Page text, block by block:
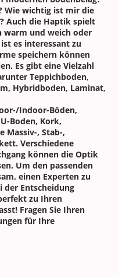
Wie wichtig ist mir die
Auch die Haptik spielt
warm und weich oder
es interessant zu
speichern können
Es gibt eine Vielzahl
Teppichboden,
Hybridboden, Laminat,
Indoor-Böden,
Boden, Kork,
Massiv-, Stab-,
Verschiedene
können die Optik
Um den passenden
einen Experten zu
der Entscheidung
zu Ihren
Fragen Sie Ihren
für Ihre